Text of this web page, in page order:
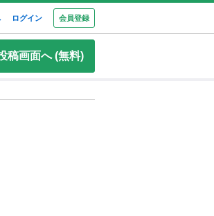
ログイン 会員登録
稿画面へ (無料)